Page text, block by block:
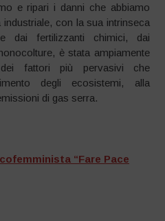
e ripari i danni che abbiamo
industriale, con la sua intrinseca
dai fertilizzanti chimici, dai
è stata ampiamente
fattori più pervasivi che
degli ecosistemi, alla
di gas serra.
“Fare Pace